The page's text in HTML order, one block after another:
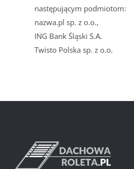
następującym podmiotom:
nazwa.pl sp. z o.o.,
ING Bank Śląski S.A.
Twisto Polska sp. z o.o.